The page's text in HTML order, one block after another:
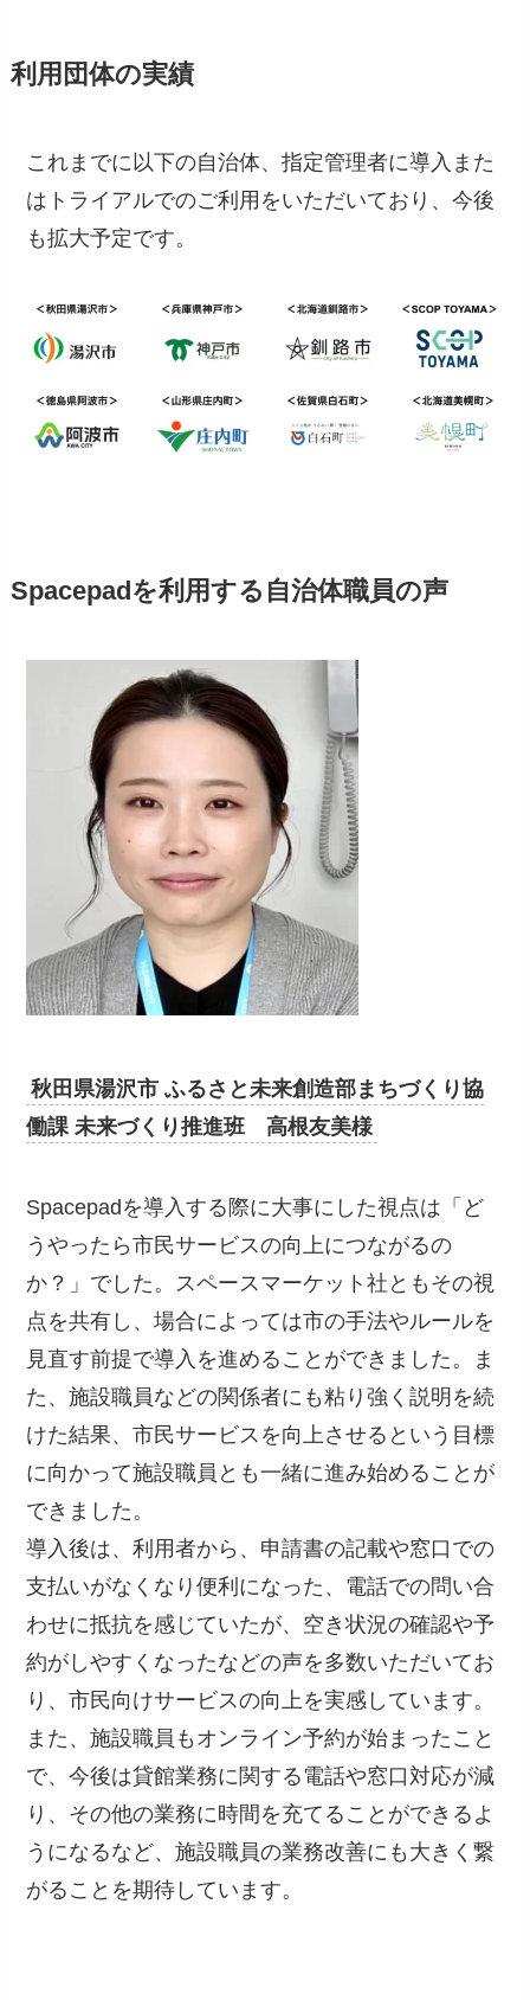
利用団体の実績
これまでに以下の自治体、指定管理者に導入また
はトライアルでのご利用をいただいており、今後
も拡大予定です。
Spacepadを利用する自治体職員の声
秋田県湯沢市 ふるさと未来創造部まちづくり協
働課 未来づくり推進班 高根友美様
Spacepadを導入する際に大事にした視点は「ど
うやったら市民サービスの向上につながるの
か？」でした。スペースマーケット社ともその視
点を共有し、場合によっては市の手法やルールを
見直す前提で導入を進めることができました。ま
た、施設職員などの関係者にも粘り強く説明を続
けた結果、市民サービスを向上させるという目標
に向かって施設職員とも一緒に進み始めることが
できました。
導入後は、利用者から、申請書の記載や窓口での
支払いがなくなり便利になった、電話での問い合
わせに抵抗を感じていたが、空き状況の確認や予
約がしやすくなったなどの声を多数いただいてお
り、市民向けサービスの向上を実感しています。
また、施設職員もオンライン予約が始まったこと
で、今後は貸館業務に関する電話や窓口対応が減
り、その他の業務に時間を充てることができるよ
うになるなど、施設職員の業務改善にも大きく繋
がることを期待しています。